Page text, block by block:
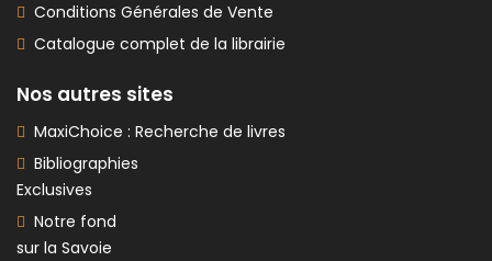
Conditions Générales de Vente
Catalogue complet de la librairie
Nos autres sites
MaxiChoice : Recherche de livres
Bibliographies
Exclusives
Notre fond
sur la Savoie